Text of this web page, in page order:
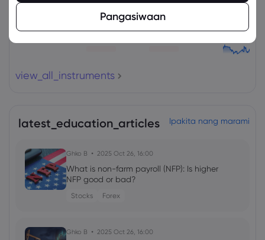
view_all_instruments
latest_education_articles Ipakita nang marami
Ghko B 2025 Oct 26, 16:00
What is non-farm payroll (NFP): Is higher
NFP good or bad?
Stocks Forex
Ghko B 2025 Oct 26, 16:00
Pangasiwaan